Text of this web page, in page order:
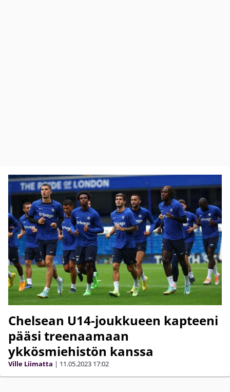
Chelsean U14-joukkueen kapteeni
pääsi treenaamaan
ykkösmiehistön kanssa
Ville Liimatta | 11.05.2023 17:02